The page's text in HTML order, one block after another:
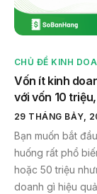
CHỦ ĐỀ KINH
Vốn ít kinh
với vốn 10
29 THÁNG BẢY,
Bạn muốn bắt
huống rất phổ
hoặc 50 triệu
doanh gì hiệu